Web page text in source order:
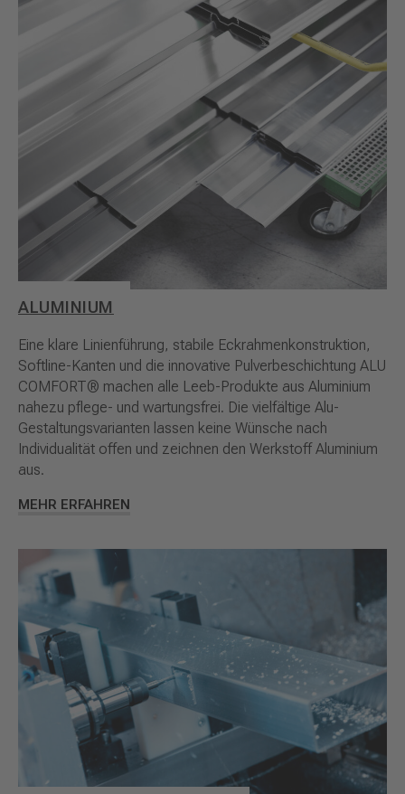
ALUMINIUM
Eine klare Linienführung, stabile Eckrahmenkonstruktion,
Softline-Kanten und die innovative Pulverbeschichtung ALU
COMFORT® machen alle Leeb-Produkte aus Aluminium
nahezu pflege- und wartungsfrei. Die vielfältige Alu-
Gestaltungsvarianten lassen keine Wünsche nach
Individualität offen und zeichnen den Werkstoff Aluminium
aus.
MEHR ERFAHREN